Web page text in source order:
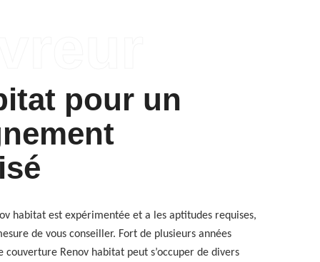
pour un
habitat est expérimentée et a les aptitudes requises,
de vous conseiller. Fort de plusieurs années
couverture Renov habitat peut s’occuper de divers